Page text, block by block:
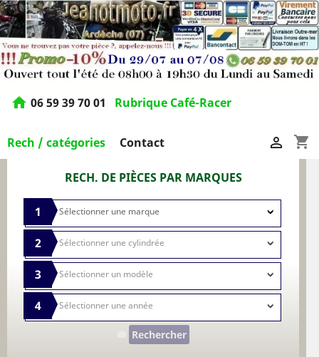
home 06 59 39 70 01 Rubrique Café-Racer
Rech / catégories Contact shopping_cart

RECH. DE PIÈCES PAR MARQUES
1
2
3
4
Rechercher